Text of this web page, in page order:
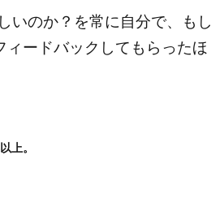
いのか？を常に自分で、もし
ィードバックしてもらったほ
上。